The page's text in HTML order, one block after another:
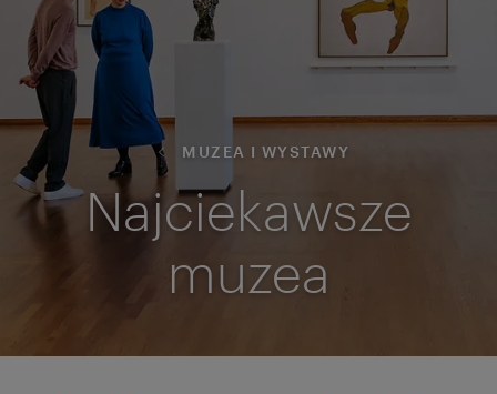
MUZEA I WYSTAWY
Najciekawsze
muzea